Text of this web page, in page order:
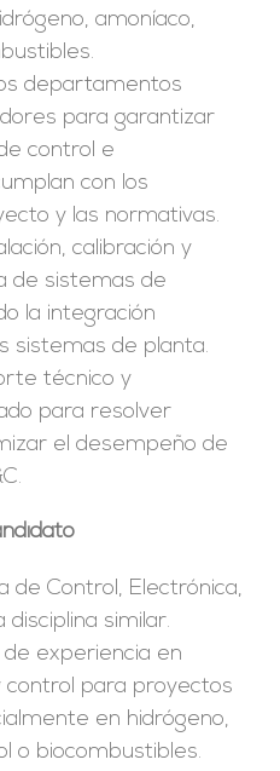
amoníaco,
departamentos
para garantizar
control e
con los
y las normativas.
calibración y
de sistemas de
la integración
sistemas de planta.
técnico y
para resolver
el desempeño de
de Control, Electrónica,
disciplina similar.
experiencia en
control para proyectos
en hidrógeno,
o biocombustibles.